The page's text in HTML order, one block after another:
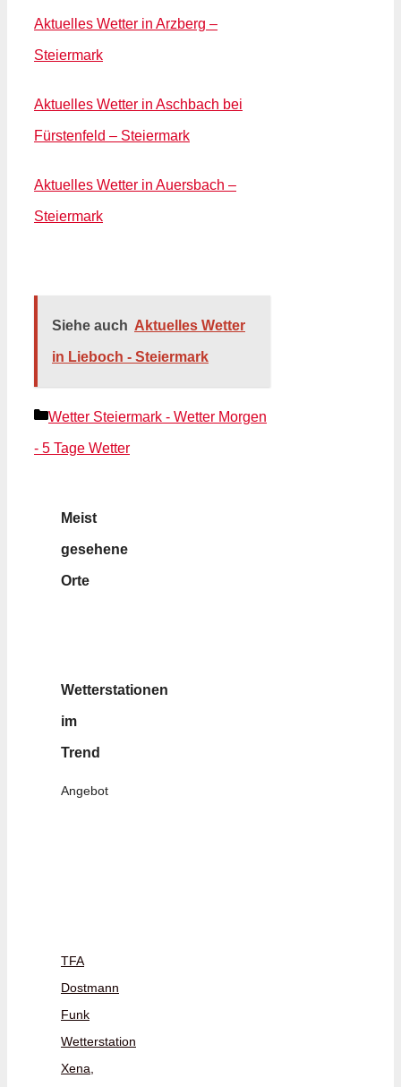
Aktuelles Wetter in Arzberg –
Steiermark
Aktuelles Wetter in Aschbach bei
Fürstenfeld – Steiermark
Aktuelles Wetter in Auersbach –
Steiermark
Siehe auch Aktuelles Wetter
in Lieboch - Steiermark
Kategorien
Wetter Steiermark - Wetter Morgen
- 5 Tage Wetter
Meist
gesehene
Orte
Wetterstationen
im
Trend
Angebot
TFA
Dostmann
Funk
Wetterstation
Xena,